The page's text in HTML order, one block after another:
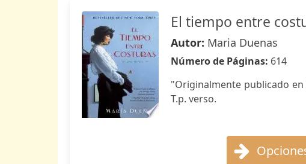
El tiempo entre
Autor: Maria Duenas
Número de Páginas: 614
"Originalmente publicado en
T.p. verso.